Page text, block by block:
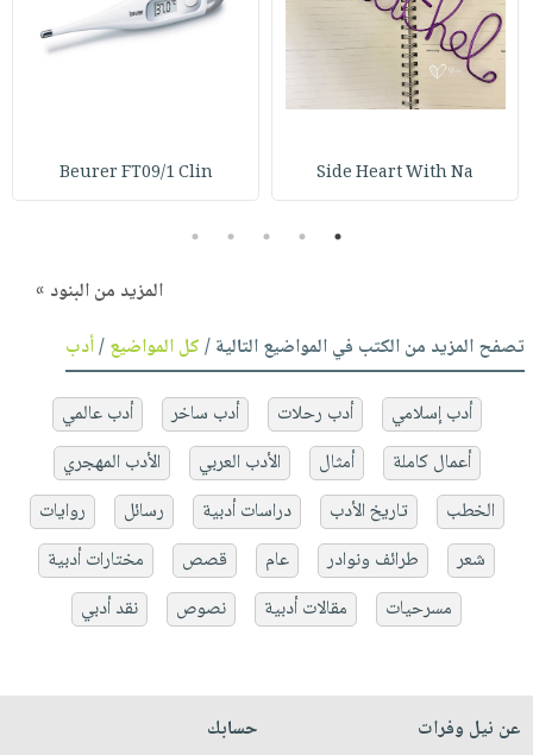
Side Heart With Na
Beurer FT09/1 Clin
1
2
3
4
5
المزيد من البنود »
تصفح المزيد من الكتب في المواضيع التالية /كل المواضيع/أدب
أدب إسلامي أدب رحلات أدب ساخر
أدب عالمي
أعمال كاملة
أمثال الأدب العربي
الأدب المهجري
الخطب
تاريخ الأدب دراسات أدبية رسائل
روايات
شعر
طرائف ونوادر عام قصص
مختارات أدبية
مسرحيات
مقالات أدبية نصوص نقد أدبي
عن نيل وفرات
حسابك